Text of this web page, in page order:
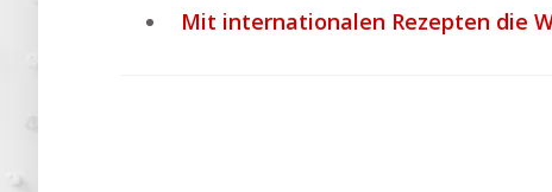
Mit internationalen Rezepten die